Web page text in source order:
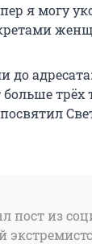
я могу
до
больше
пост из